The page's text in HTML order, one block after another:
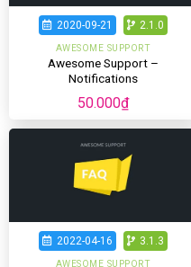
2020-09-21 2.1.0
AWESOME SUPPORT
Awesome Support –
Notifications
50.000₫
2022-04-16 3.1.3
AWESOME SUPPORT